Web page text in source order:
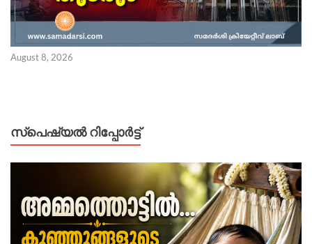
August 8, 2026
സ്പെഷ്യൽ റിപ്പോര്‍ട്ട്